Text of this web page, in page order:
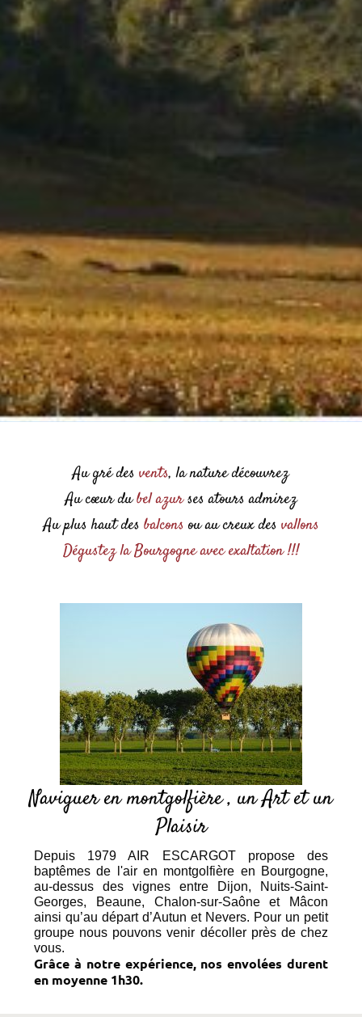
Au gré des vents, la nature découvrez
Au cœur dubel azurses atours admirez
Au plus haut des balcons ou au creux des vallons
Dégustez la Bourgogne avec exaltation !!!
Naviguer en montgolfière , un Art et un
Plaisir
Depuis 1979 AIR ESCARGOT propose des
baptêmes de l'air en montgolfière en Bourgogne,
au-dessus des vignes entre Dijon, Nuits-Saint-
Georges, Beaune, Chalon-sur-Saône et Mâcon
ainsi qu’au départ d’Autun et Nevers. Pour un petit
groupe nous pouvons venir décoller près de chez
vous.
Grâce à notre expérience, nos envolées durent
en moyenne 1h30.